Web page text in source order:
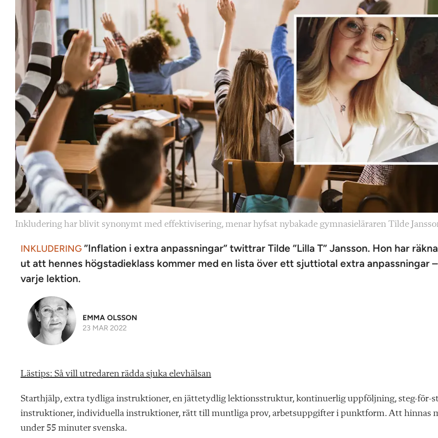
Inkludering har blivit synonymt med effektivisering, menar hyfsat nybakade gymnasieläraren Tilde
INKLUDERING ”Inflation i extra anpassningar” twittrar Tilde ”Lilla T” Jansson. Hon har
ut att hennes högstadieklass kommer med en lista över ett sjuttiotal extra anpassningar –
varje lektion.
EMMA OLSSON
23 MAR 2022
Lästips: Så vill utredaren rädda sjuka elevhälsan
Starthjälp, extra tydliga instruktioner, en jättetydlig lektionsstruktur, kontinuerlig uppföljning, steg-för-
instruktioner, individuella instruktioner, rätt till muntliga prov, arbetsuppgifter i punktform. Att hinnas
under 55 minuter svenska.